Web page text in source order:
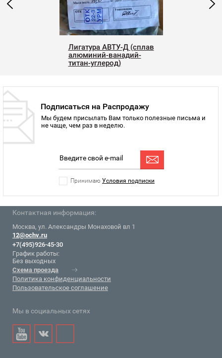
Лигатура АВТУ-Д (сплав
алюминий-ванадий-
титан-углерод)
Подписаться на Распродажу
Мы будем присылать Вам только полезные письма и
не чаще, чем раз в неделю.
Принимаю Условия подписки
Контактная информация:
Москва, ул. Александры Монаховой вл 1
12@ochv.ru
+7(495)926-45-30
График работы:
Без выходных
Схема проезда
Политика конфиденциальности
Пользовательское соглашение
Мы в социальных сетях